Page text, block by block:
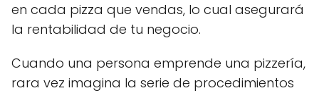
en cada pizza que vendas, lo cual asegurará
la rentabilidad de tu negocio.
Cuando una persona emprende una pizzería,
rara vez imagina la serie de procedimientos